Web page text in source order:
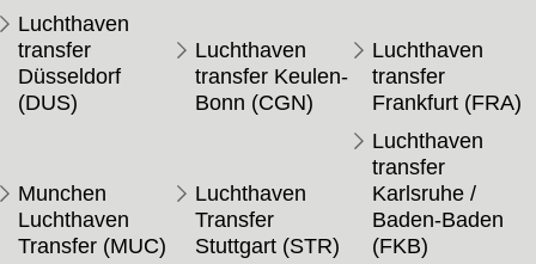
Luchthaven
transfer
Düsseldorf
(DUS)
Luchthaven
transfer Keulen-
Bonn (CGN)
Luchthaven
transfer
Frankfurt (FRA)
Munchen
Luchthaven
Transfer (MUC)
Luchthaven
Transfer
Stuttgart (STR)
Luchthaven
transfer
Karlsruhe /
Baden-Baden
(FKB)